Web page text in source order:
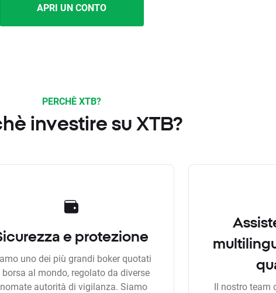
APRI UN CONTO
PERCHÈ XTB?
investire su XTB?
e protezione
uno dei più grandi boker quotati
borsa al mondo, regolato da diverse
autorità di vigilanza. Siamo
Il nostro team